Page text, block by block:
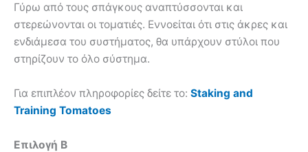
Γύρω από τους σπάγκους αναπτύσσονται και
στερεώνονται οι τοματιές. Εννοείται ότι στις άκρες και
ενδιάμεσα του συστήματος, θα υπάρχουν στύλοι που
στηρίζουν το όλο σύστημα.
Για επιπλέον πληροφορίες δείτε το: Staking and
Training Tomatoes
Επιλογή Β